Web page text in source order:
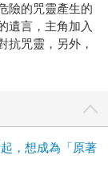
險的咒靈產生的
遺言，主角加入
抗咒靈，另外，
，想成為「原著